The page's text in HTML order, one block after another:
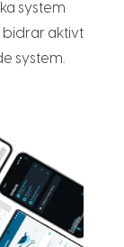
system
bidrar aktivt
system.